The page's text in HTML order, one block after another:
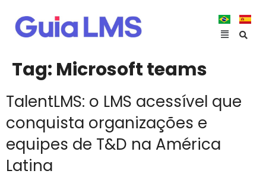
Tag: Microsoft teams
TalentLMS: o LMS acessível que
conquista organizações e
equipes de T&D na América
Latina